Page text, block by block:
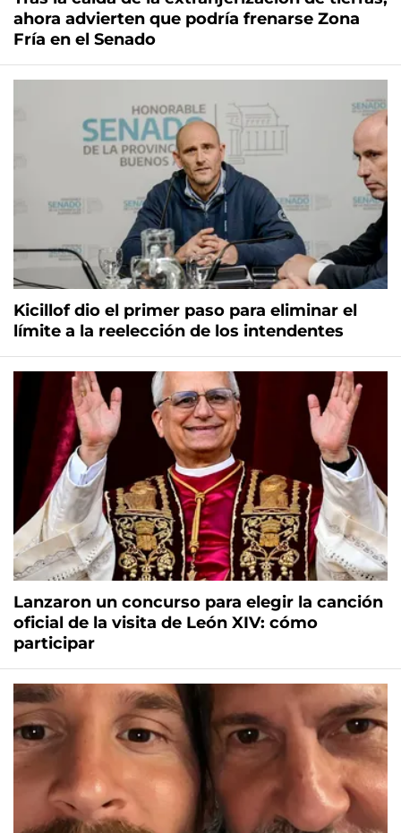
ahora advierten que podría frenarse Zona
Fría en el Senado
Kicillof dio el primer paso para eliminar el
límite a la reelección de los intendentes
Lanzaron un concurso para elegir la canción
oficial de la visita de León XIV: cómo
participar